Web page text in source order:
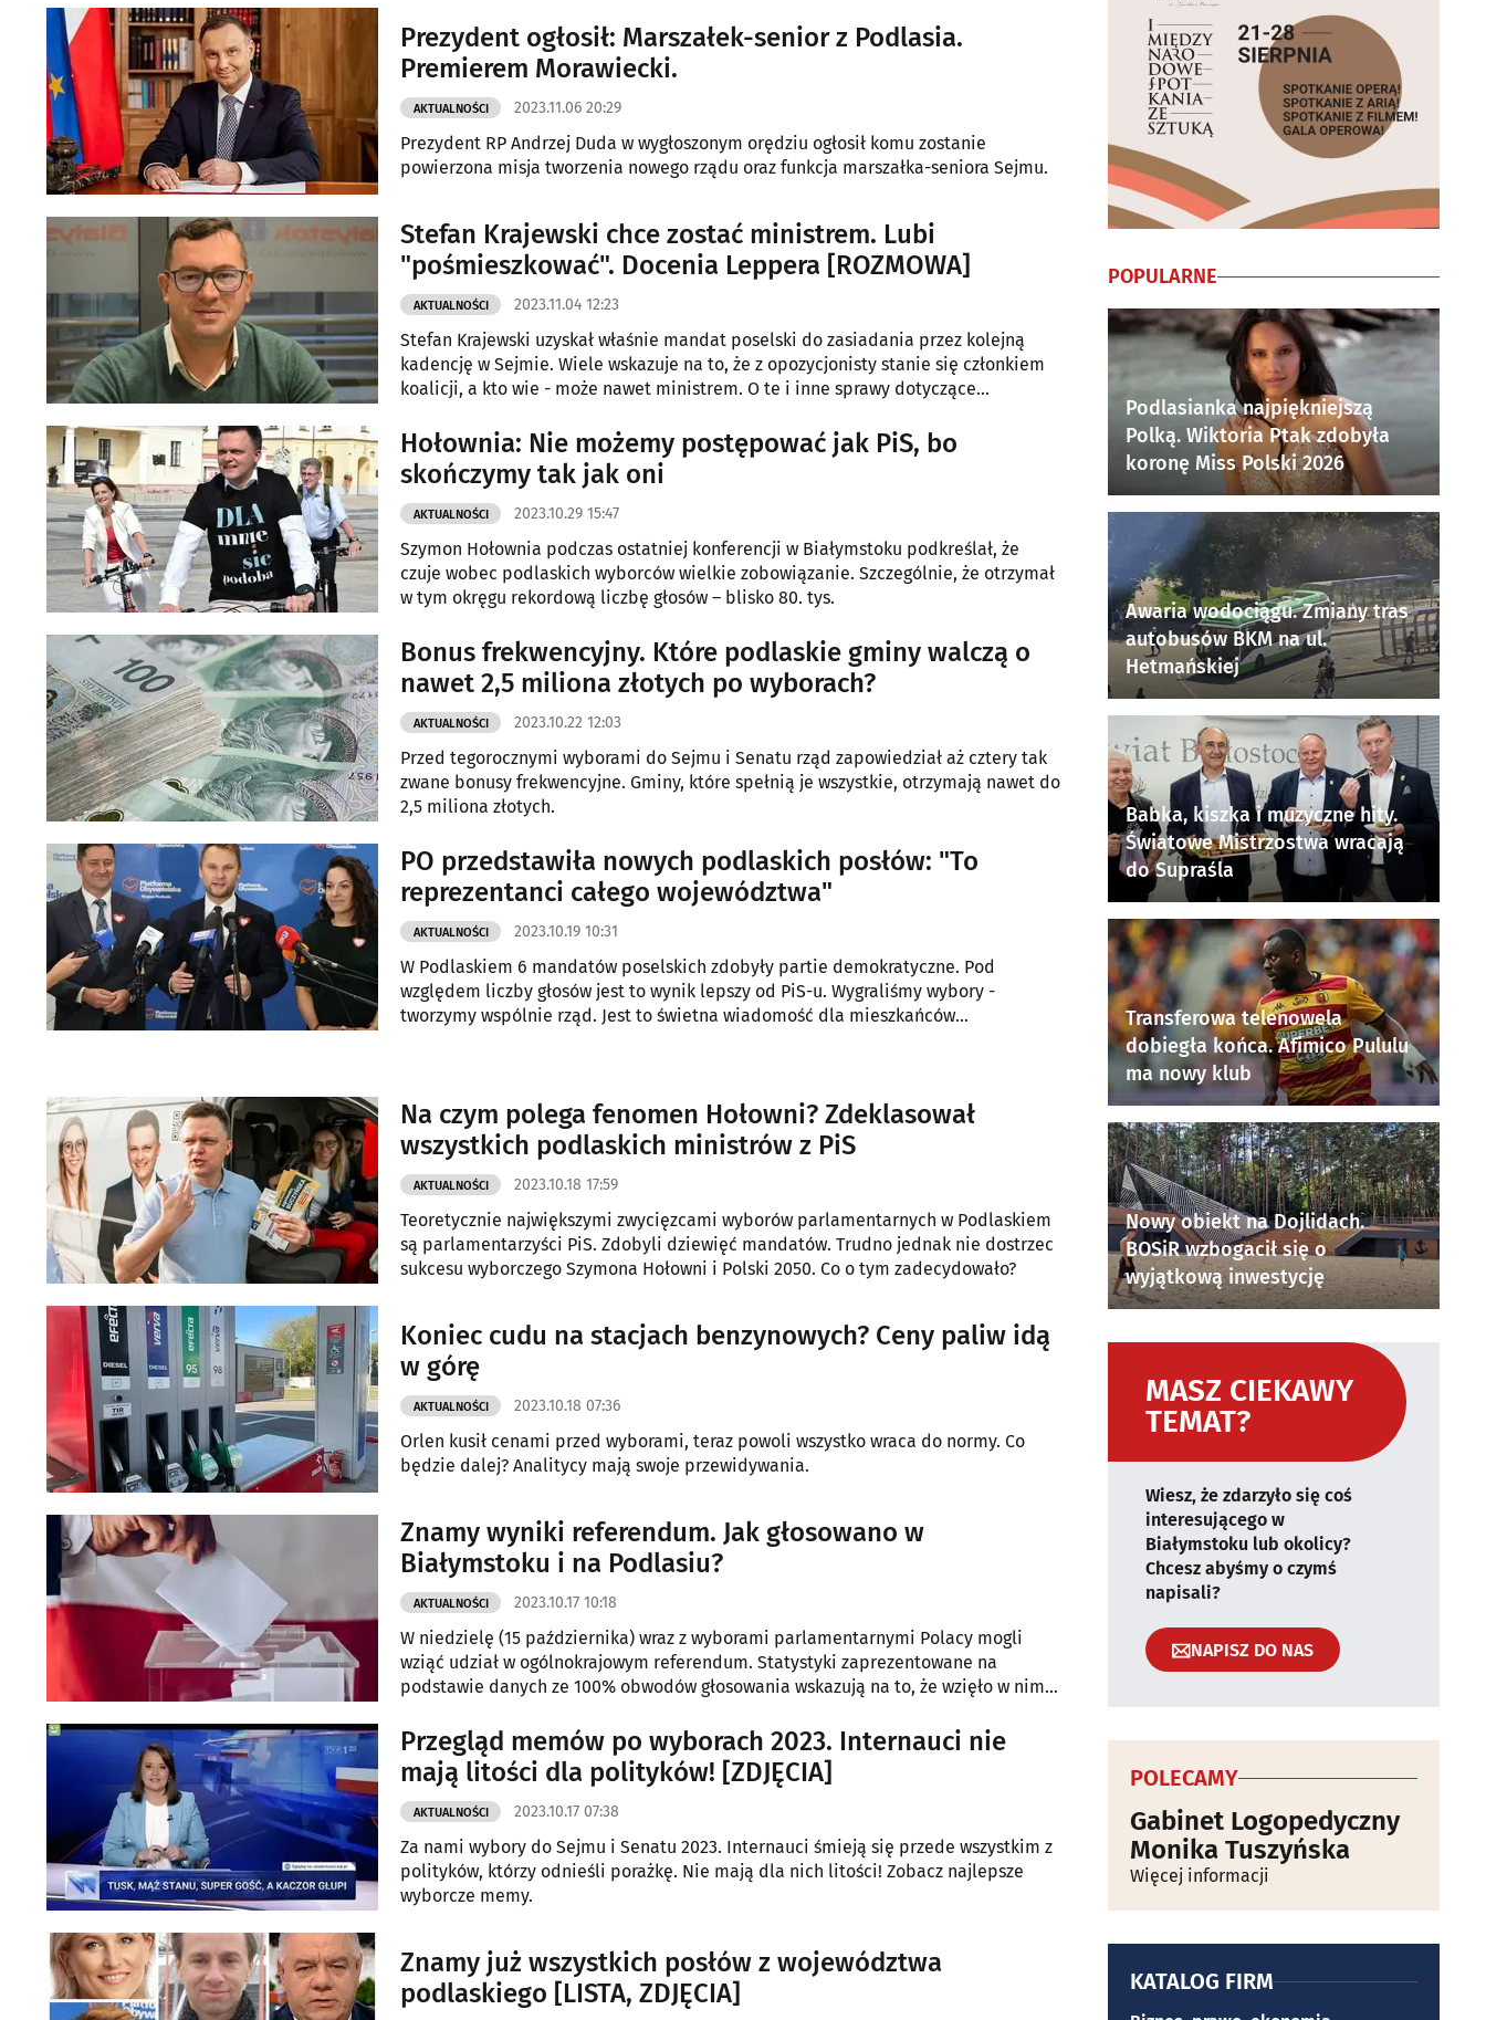
Prezydent ogłosił: Marszałek-senior z Podlasia.
Premierem Morawiecki.
AKTUALNOŚCI 2023.11.06 20:29
Prezydent RP Andrzej Duda w wygłoszonym orędziu ogłosił komu zostanie
powierzona misja tworzenia nowego rządu oraz funkcja marszałka-seniora Sejmu.
Stefan Krajewski chce zostać ministrem. Lubi
"pośmieszkować". Docenia Leppera [ROZMOWA]
AKTUALNOŚCI 2023.11.04 12:23
Stefan Krajewski uzyskał właśnie mandat poselski do zasiadania przez kolejną
kadencję w Sejmie. Wiele wskazuje na to, że z opozycjonisty stanie się członkiem
koalicji, a kto wie - może nawet ministrem. O te i inne sprawy dotyczące
reprezentującego na Wiejskiej nasz region.
Hołownia: Nie możemy postępować jak PiS, bo
skończymy tak jak oni
AKTUALNOŚCI 2023.10.29 15:47
Szymon Hołownia podczas ostatniej konferencji w Białymstoku podkreślał, że
czuje wobec podlaskich wyborców wielkie zobowiązanie. Szczególnie, że otrzymał
w tym okręgu rekordową liczbę głosów – blisko 80. tys.
Bonus frekwencyjny. Które podlaskie gminy walczą o
nawet 2,5 miliona złotych po wyborach?
AKTUALNOŚCI 2023.10.22 12:03
Przed tegorocznymi wyborami do Sejmu i Senatu rząd zapowiedział aż cztery tak
zwane bonusy frekwencyjne. Gminy, które spełnią je wszystkie, otrzymają nawet do
2,5 miliona złotych.
PO przedstawiła nowych podlaskich posłów: "To
reprezentanci całego województwa"
AKTUALNOŚCI 2023.10.19 10:31
W Podlaskiem 6 mandatów poselskich zdobyły partie demokratyczne. Pod
względem liczby głosów jest to wynik lepszy od PiS-u. Wygraliśmy wybory -
tworzymy wspólnie rząd. Jest to świetna wiadomość dla mieszkańców
Na czym polega fenomen Hołowni? Zdeklasował
wszystkich podlaskich ministrów z PiS
AKTUALNOŚCI 2023.10.18 17:59
Teoretycznie największymi zwycięzcami wyborów parlamentarnych w Podlaskiem
są parlamentarzyści PiS. Zdobyli dziewięć mandatów. Trudno jednak nie dostrzec
sukcesu wyborczego Szymona Hołowni i Polski 2050. Co o tym zadecydowało?
Koniec cudu na stacjach benzynowych? Ceny paliw idą
w górę
AKTUALNOŚCI 2023.10.18 07:36
Orlen kusił cenami przed wyborami, teraz powoli wszystko wraca do normy. Co
będzie dalej? Analitycy mają swoje przewidywania.
Znamy wyniki referendum. Jak głosowano w
Białymstoku i na Podlasiu?
AKTUALNOŚCI 2023.10.17 10:18
W niedzielę (15 października) wraz z wyborami parlamentarnymi Polacy mogli
wziąć udział w ogólnokrajowym referendum. Statystyki zaprezentowane na
podstawie danych ze 100% obwodów głosowania wskazują na to, że wzięło w nim
Przegląd memów po wyborach 2023. Internauci nie
mają litości dla polityków! [ZDJĘCIA]
AKTUALNOŚCI 2023.10.17 07:38
Za nami wybory do Sejmu i Senatu 2023. Internauci śmieją się przede wszystkim z
polityków, którzy odnieśli porażkę. Nie mają dla nich litości! Zobacz najlepsze
wyborcze memy.
Znamy już wszystkich posłów z województwa
podlaskiego [LISTA, ZDJĘCIA]
POPULARNE
Podlasianka najpiękniejszą
Polką. Wiktoria Ptak zdobyła
koronę Miss Polski 2026
Awaria wodociągu. Zmiany tras
autobusów BKM na ul.
Hetmańskiej
Babka, kiszka i muzyczne hity.
Światowe Mistrzostwa wracają
do Supraśla
Transferowa telenowela
dobiegła końca. Afimico Pululu
ma nowy klub
Nowy obiekt na Dojlidach.
BOSiR wzbogacił się o
wyjątkową inwestycję
MASZ CIEKAWY
TEMAT?
Wiesz, że zdarzyło się coś
interesującego w
Białymstoku lub okolicy?
Chcesz abyśmy o czymś
napisali?
NAPISZ DO NAS
POLECAMY
Gabinet Logopedyczny
Monika Tuszyńska
Więcej informacji
KATALOG FIRM